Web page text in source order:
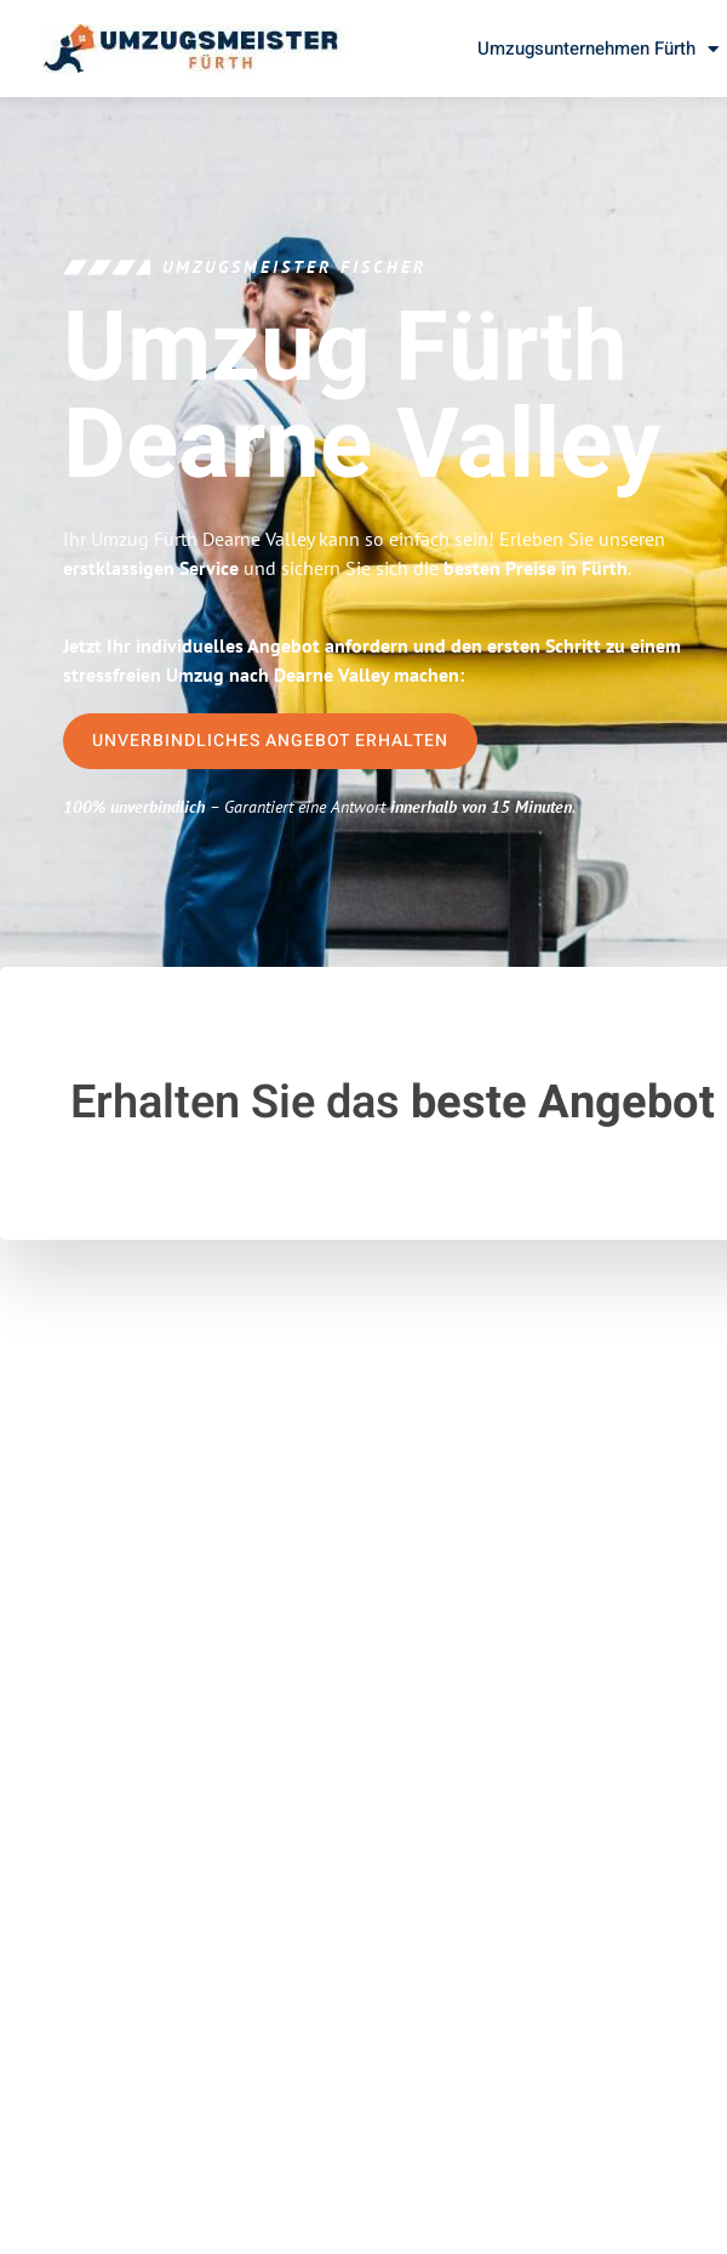
Umzugsunternehmen Fürth
UMZUGSMEISTER FISCHER
Umzug Fürth
Dearne Valley
Ihr Umzug Fürth Dearne Valley kann so einfach sein! Erleben Sie unseren
erstklassigen Service und sichern Sie sich diebesten Preise in Fürth.
Jetzt Ihr individuelles Angebot anfordern und den ersten Schritt zu einem
stressfreien Umzug nach Dearne Valley machen:
UNVERBINDLICHES ANGEBOT ERHALTEN
100% unverbindlich– Garantiert eine Antwortinnerhalb von 15 Minuten.
Erhalten Sie das beste Angebot